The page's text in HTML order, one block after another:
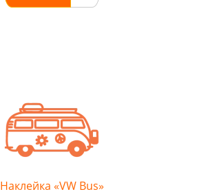
Наклейка «VW Bus»